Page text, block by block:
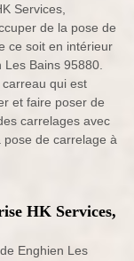
Services,
de la pose de
ce soit en intérieur
Les Bains 95880.
qui est
et faire poser de
carrelages avec
pose de carrelage à
HK Services,
Enghien Les